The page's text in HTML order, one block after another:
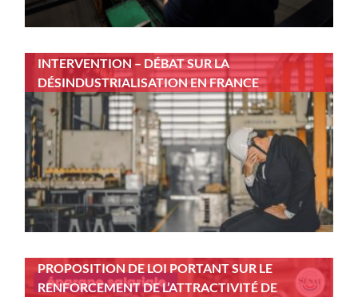
INTERVENTION – DÉBAT SUR LA
DÉSINDUSTRIALISATION EN FRANCE
PROPOSITION DE LOI PORTANT SUR LE
RENFORCEMENT DE L’ATTRACTIVITÉ DE